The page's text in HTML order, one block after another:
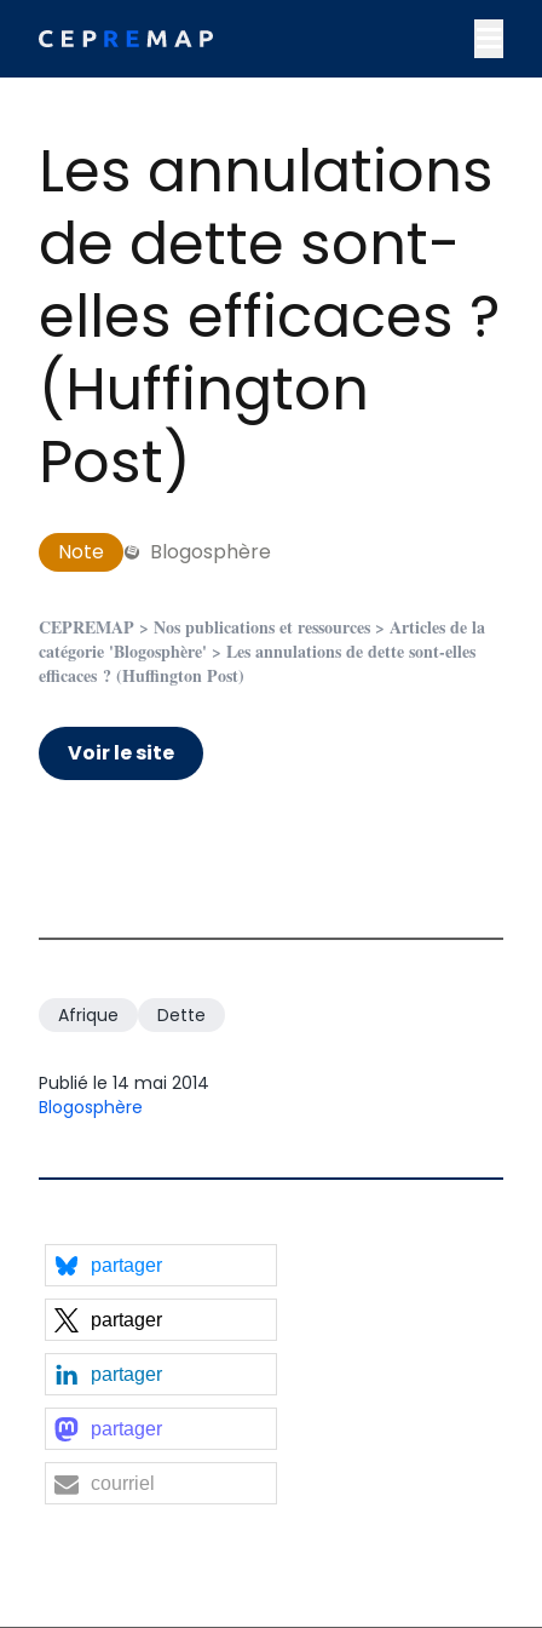
Les annulations
de dette sont-
elles efficaces ?
(Huffington
Post)
Note Blogosphère
CEPREMAP > Nos publications et ressources > Articles de la
catégorie 'Blogosphère' > Les annulations de dette sont-elles
efficaces ? (Huffington Post)
Voir le site
Afrique Dette
Publié le 14 mai 2014
Blogosphère
partager
partager
partager
partager
courriel